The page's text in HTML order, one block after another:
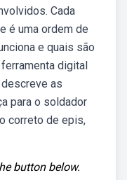
Cada
é uma ordem de
e quais são
digital
as
para o soldador
correto de epis,
button below.